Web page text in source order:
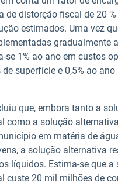
de distorção fiscal de 20
estimados. Uma vez
gradualmente
se 1% ao ano em custos
superfície e 0,5% ao
que, embora tanto a
como a solução
em matéria de
a solução alternativa
líquidos. Estima-se que a
custe 20 mil milhões de